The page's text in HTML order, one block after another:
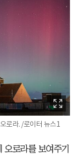
로라. /로이터 뉴스1
오로라를 보여주기